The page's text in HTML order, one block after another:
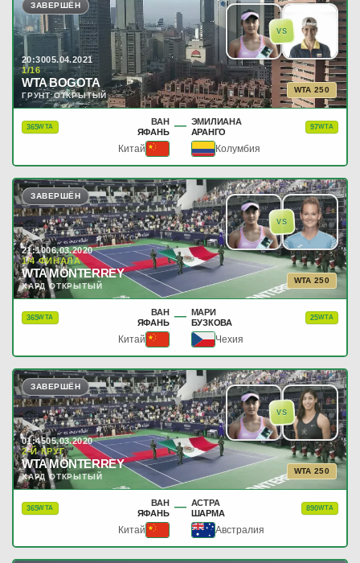
VS
ЗАВЕРШЁН
20:3005.04.2021
1/16
WTA BOGOTA
ГРУНТ ОТКРЫТЫЙ
WTA 250
365WTA
ВАН
ЯФАНЬ — ЭМИЛИАНА
АРАНГО
97WTA
Китай Колумбия
VS
ЗАВЕРШЁН
21:1006.03.2020
1/4 ФИНАЛА
WTA MONTERREY
ХАРД ОТКРЫТЫЙ
WTA 250
365WTA
ВАН
ЯФАНЬ — МАРИ
БУЗКОВА
25WTA
Китай Чехия
VS
ЗАВЕРШЁН
01:4505.03.2020
2-Й КРУГ
WTA MONTERREY
ХАРД ОТКРЫТЫЙ
WTA 250
365WTA
ВАН
ЯФАНЬ — АСТРА
ШАРМА
890WTA
Китай Австралия